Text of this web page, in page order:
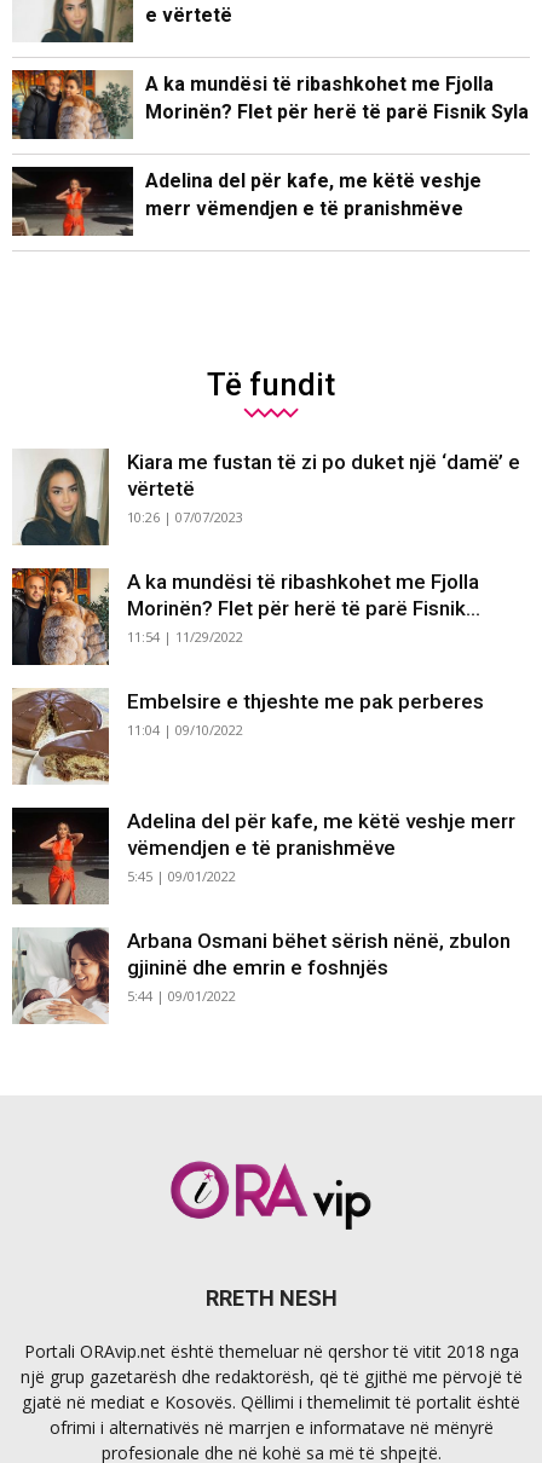
e vërtetë
A ka mundësi të ribashkohet me Fjolla
Morinën? Flet për herë të parë Fisnik Syla
Adelina del për kafe, me këtë veshje
merr vëmendjen e të pranishmëve
Të fundit
Kiara me fustan të zi po duket një ‘damë’ e
vërtetë
10:26 | 07/07/2023
A ka mundësi të ribashkohet me Fjolla
Morinën? Flet për herë të parë Fisnik...
11:54 | 11/29/2022
Embelsire e thjeshte me pak perberes
11:04 | 09/10/2022
Adelina del për kafe, me këtë veshje merr
vëmendjen e të pranishmëve
5:45 | 09/01/2022
Arbana Osmani bëhet sërish nënë, zbulon
gjininë dhe emrin e foshnjës
5:44 | 09/01/2022
RRETH NESH
Portali ORAvip.net është themeluar në qershor të vitit 2018 nga
një grup gazetarësh dhe redaktorësh, që të gjithë me përvojë të
gjatë në mediat e Kosovës. Qëllimi i themelimit të portalit është
ofrimi i alternativës në marrjen e informatave në mënyrë
profesionale dhe në kohë sa më të shpejtë.